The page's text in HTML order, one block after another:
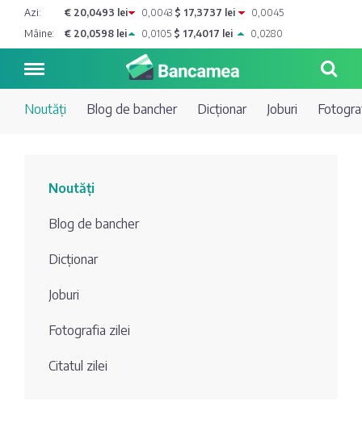
Azi: € 20,0493 lei 0,0043 $ 17,3737 lei
0,0045
Mâine:
€ 20,0598 lei 0,0105 $ 17,4017 lei 0,0280
bancher
Joburi
Fotografia
Depozite
Comerțbank
Energbank
întrebare?
Sondaj
Noutăți Blog de bancher Dicționar Joburi
Noutăți
Blog de bancher
Dicționar
Joburi
Fotografia zilei
Citatul zilei